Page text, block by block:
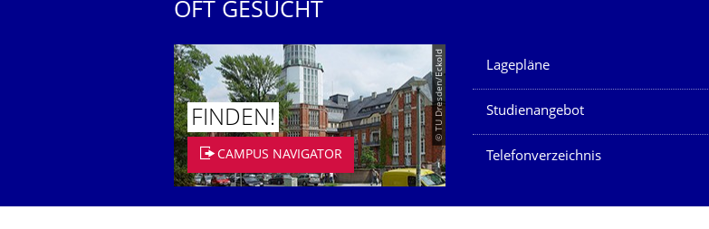
OFT GESUCHT
© TU Dresden/Eckold
FINDEN!
CAMPUS NAVIGATOR
Unsere Dienste
Lagepläne
Studienangebot
Telefonverzeichnis